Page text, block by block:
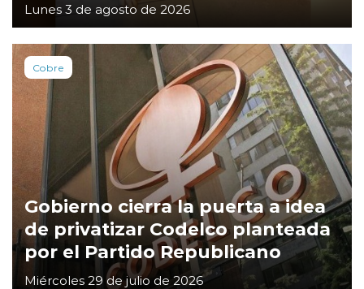
Lunes 3 de agosto de 2026
Cobre
Gobierno cierra la puerta a idea
de privatizar Codelco planteada
por el Partido Republicano
Miércoles 29 de julio de 2026